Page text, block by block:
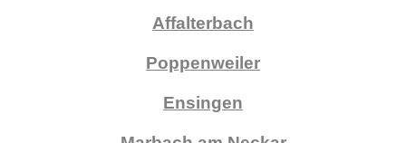
Affalterbach
Poppenweiler
Ensingen